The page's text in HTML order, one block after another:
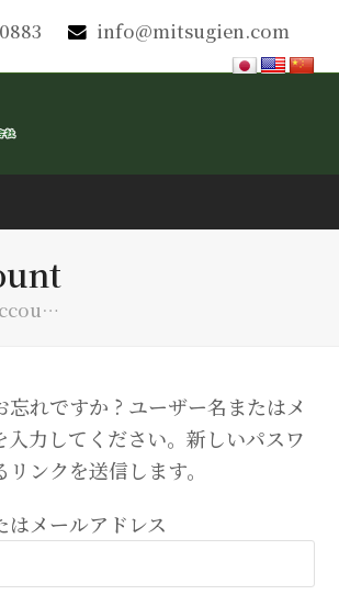
info@mitsugien.com
忘れですか ? ユーザー名またはメ
入力してください。新しいパスワ
ンクを送信します。
はメールアドレス